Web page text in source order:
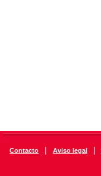
Contacto | Aviso legal |